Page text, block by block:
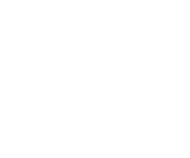
成人式･10歳の祝い記念撮影
ィフォト撮影